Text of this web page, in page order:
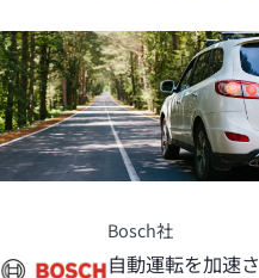
Bosch社
自動運転を加速さ